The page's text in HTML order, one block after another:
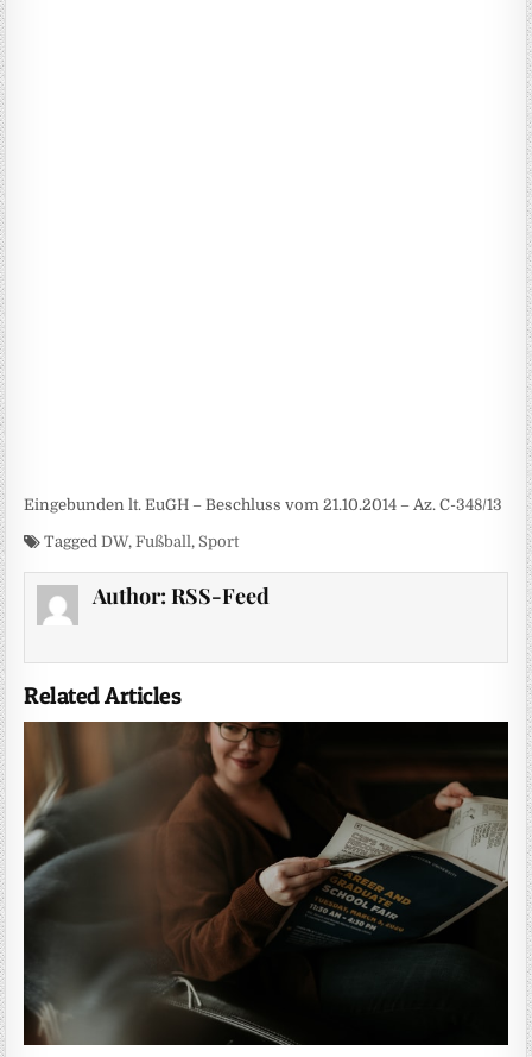
Eingebunden lt. EuGH – Beschluss vom 21.10.2014 – Az. C-348/13
TaggedDW,Fußball, Sport
Author: RSS-Feed
Related Articles